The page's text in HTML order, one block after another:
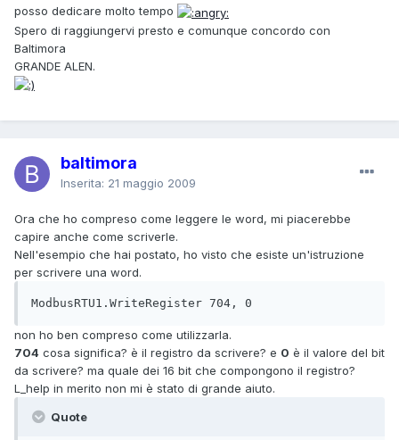
posso dedicare molto tempo
Spero di raggiungervi presto e comunque concordo con
Baltimora
GRANDE ALEN.
baltimora
Inserita: 21 maggio 2009
Ora che ho compreso come leggere le word, mi piacerebbe
capire anche come scriverle.
Nell'esempio che hai postato, ho visto che esiste un'istruzione
per scrivere una word.
ModbusRTU1.WriteRegister 704, 0
non ho ben compreso come utilizzarla.
704 cosa significa? è il registro da scrivere? e 0 è il valore del bit
da scrivere? ma quale dei 16 bit che compongono il registro?
L_help in merito non mi è stato di grande aiuto.
Quote